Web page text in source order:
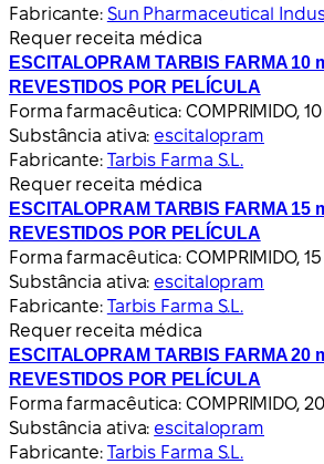
Fabricante: Sun Pharmaceutical
Requer receita médica
ESCITALOPRAM TARBIS FARMA 10
REVESTIDOS POR PELÍCULA
Forma farmacêutica: COMPRIMIDO,
Substância ativa: escitalopram
Fabricante: Tarbis Farma S.L.
Requer receita médica
ESCITALOPRAM TARBIS FARMA 15
REVESTIDOS POR PELÍCULA
Forma farmacêutica: COMPRIMIDO,
Substância ativa: escitalopram
Fabricante: Tarbis Farma S.L.
Requer receita médica
ESCITALOPRAM TARBIS FARMA 20
REVESTIDOS POR PELÍCULA
Forma farmacêutica: COMPRIMIDO,
Substância ativa: escitalopram
Fabricante: Tarbis Farma S.L.